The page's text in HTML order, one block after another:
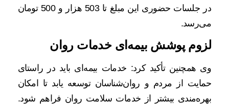
در جلسات حضوری این مبلغ تا 503 هزار و 500 تومان
می‌رسد.
لزوم پوشش بیمه‌ای خدمات روان
وی همچنین تأکید کرد: خدمات بیمه‌ای باید در راستای
حمایت از مردم و روان‌شناسان توسعه یابد تا امکان
بهره‌مندی بیشتر از خدمات سلامت روان فراهم شود.